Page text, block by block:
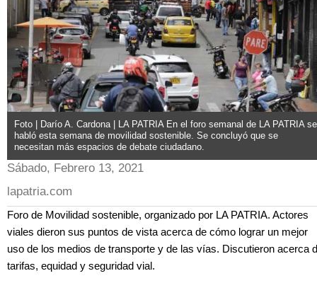
Foto | Darío A. Cardona | LA PATRIA En el foro semanal de LA PATRIA se
habló esta semana de movilidad sostenible. Se concluyó que se
necesitan más espacios de debate ciudadano.
Sábado, Febrero 13, 2021
lapatria.com
Foro de Movilidad sostenible, organizado por LA PATRIA. Actores
viales dieron sus puntos de vista acerca de cómo lograr un mejor
uso de los medios de transporte y de las vías. Discutieron acerca
tarifas, equidad y seguridad vial.